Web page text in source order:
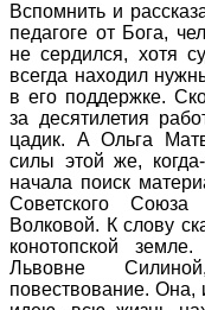
Вспомнить и
педагоге от Бога,
не сердился, хотя
всегда находил
в его поддержке.
за десятилетия
цадик. А Ольга
силы этой же,
начала поиск
Советского
Волковой. К слову
конотопской
Львовне
повествование. Она,